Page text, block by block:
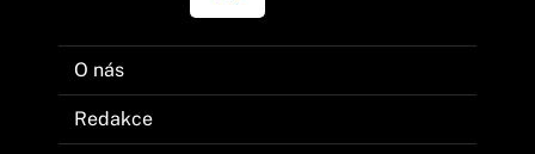
O nás
Redakce